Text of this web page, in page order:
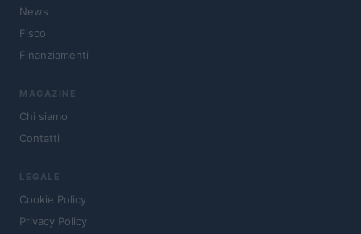
News
Fisco
Finanziamenti
MAGAZINE
Chi siamo
Contatti
LEGALE
Cookie Policy
Privacy Policy